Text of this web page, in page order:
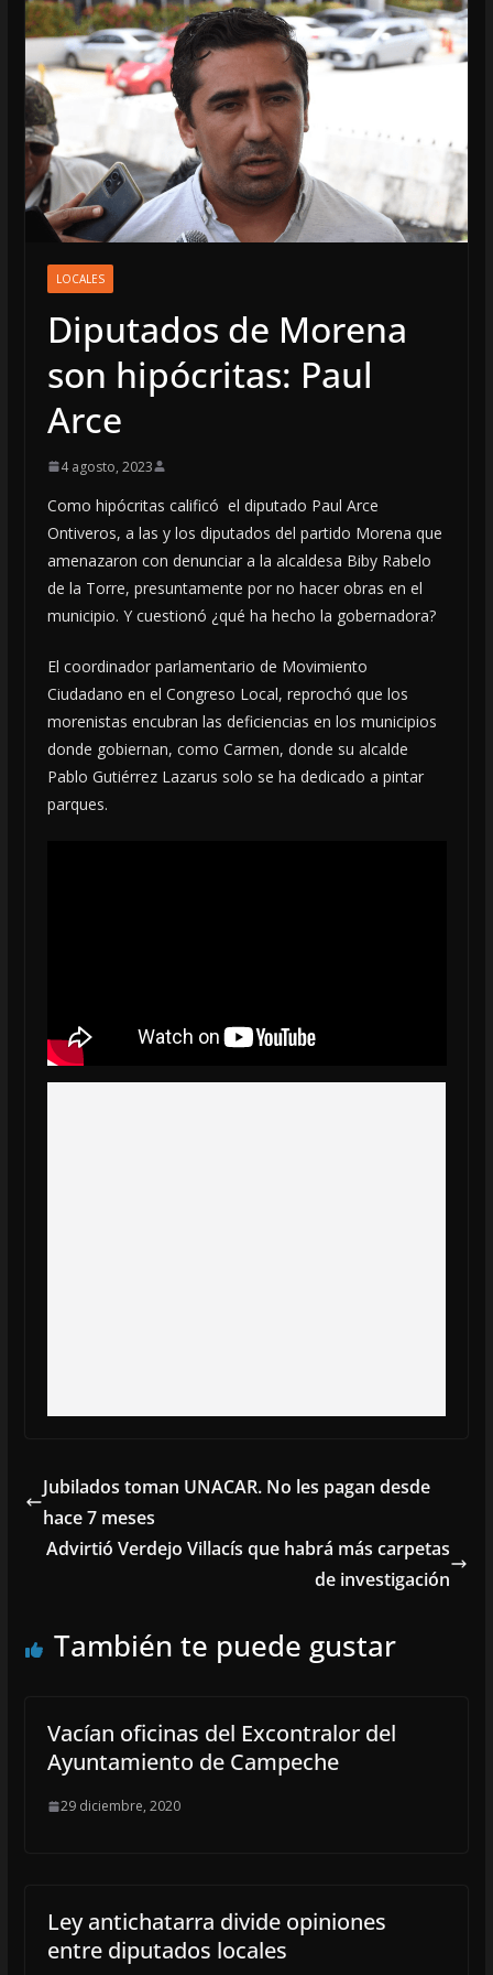
LOCALES
Diputados de Morena
son hipócritas: Paul
Arce
4 agosto, 2023
Como hipócritas calificó el diputado Paul Arce
Ontiveros, a las y los diputados del partido Morena que
amenazaron con denunciar a la alcaldesa Biby Rabelo
de la Torre, presuntamente por no hacer obras en el
municipio. Y cuestionó ¿qué ha hecho la gobernadora?
El coordinador parlamentario de Movimiento
Ciudadano en el Congreso Local, reprochó que los
morenistas encubran las deficiencias en los municipios
donde gobiernan, como Carmen, donde su alcalde
Pablo Gutiérrez Lazarus solo se ha dedicado a pintar
parques.
Jubilados toman UNACAR. No les pagan desde
hace 7 meses
Advirtió Verdejo Villacís que habrá más carpetas
de investigación
También te puede gustar
Vacían oficinas del Excontralor del
Ayuntamiento de Campeche
29 diciembre, 2020
Ley antichatarra divide opiniones
entre diputados locales